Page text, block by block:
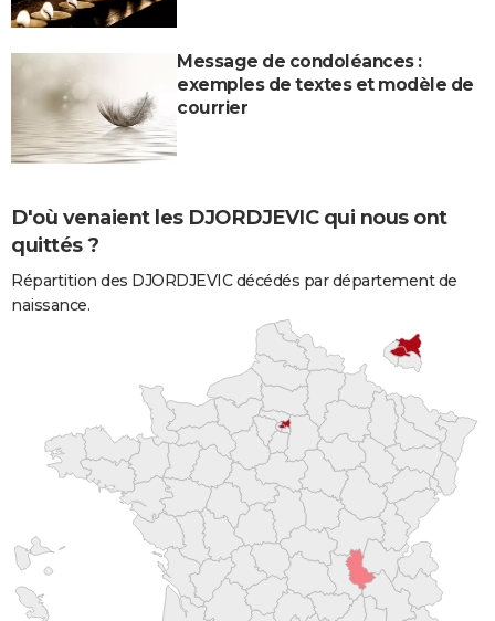
Message de condoléances :
exemples de textes et modèle de
courrier
D'où venaient les DJORDJEVIC qui nous ont
quittés ?
Répartition des DJORDJEVIC décédés par département de
naissance.